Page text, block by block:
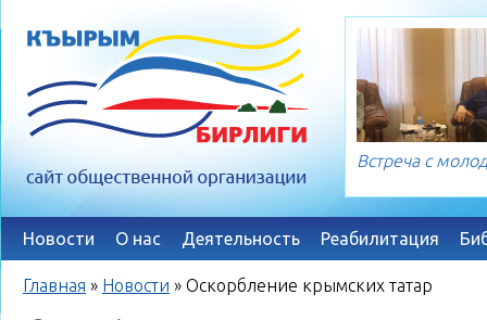
Встреча с
Новости О нас Деятельность Реабилитация
Главная » Новости » Оскорбление крымских татар